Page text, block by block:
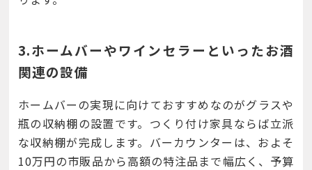
3.ホームバーやワインセラーといったお酒
関連の設備
ホームバーの実現に向けておすすめなのがグラスや
瓶の収納棚の設置です。つくり付け家具ならば立派
な収納棚が完成します。バーカウンターは、およそ
10万円の市販品から高額の特注品まで幅広く、予算